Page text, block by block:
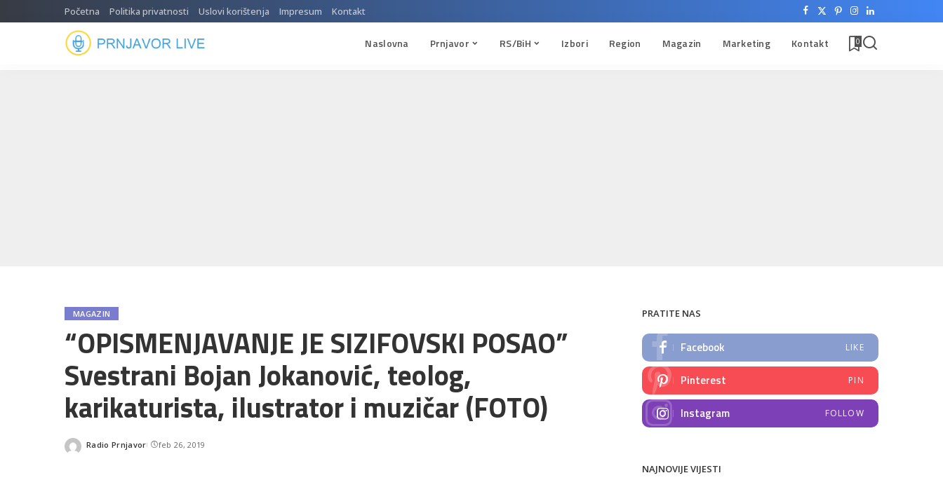
Početna Politika privatnosti Uslovi korištenja Impresum Kontakt
Naslovna Prnjavor RS/BiH Izbori Region Magazin Marketing Kontakt 0
MAGAZIN
“OPISMENJAVANJE JE SIZIFOVSKI POSAO”
Svestrani Bojan Jokanović, teolog,
karikaturista, ilustrator i muzičar (FOTO)
Posted
Radio Prnjavor feb 26, 2019
PRATITE NAS
Facebook LIKE
Pinterest PIN
Instagram FOLLOW
NAJNOVIJE VIJESTI